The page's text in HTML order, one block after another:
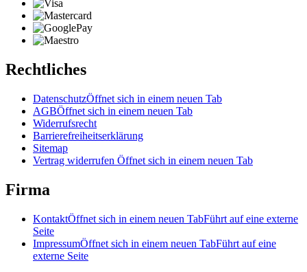
Rechtliches
DatenschutzÖffnet sich in einem neuen Tab
AGBÖffnet sich in einem neuen Tab
Widerrufsrecht
Barrierefreiheitserklärung
Sitemap
Vertrag widerrufen Öffnet sich in einem neuen Tab
Firma
KontaktÖffnet sich in einem neuen TabFührt auf eine externe
Seite
ImpressumÖffnet sich in einem neuen TabFührt auf eine
externe Seite